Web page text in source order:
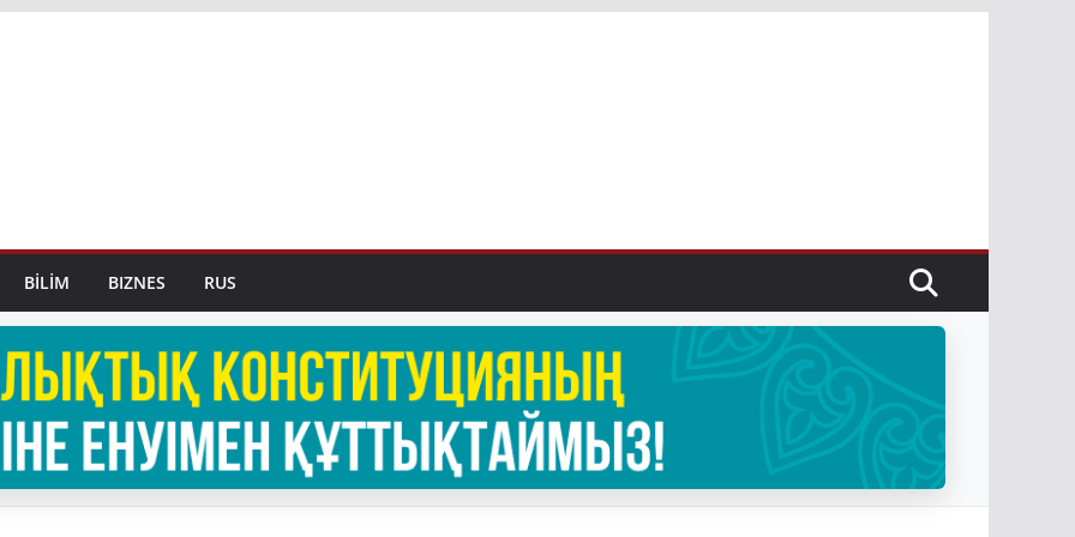
BİLİM BIZNES RUS